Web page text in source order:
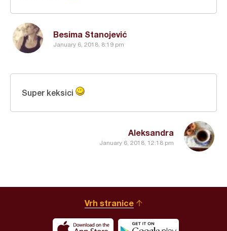
Besima Stanojević
January 6, 2018, 8:19 pm
Aleksandra
January 6, 2018, 12:18 pm
Super keksici
Vrh stranice